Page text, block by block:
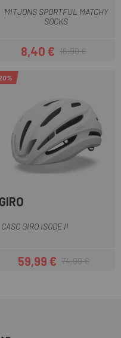
MITJONS SPORTFUL MATCHY
SOCKS
Preu
8,40 €Preu regular
16,90 €
GIRO
CASC GIRO ISODE II
Preu
59,99 €Preu regular
74,99 €